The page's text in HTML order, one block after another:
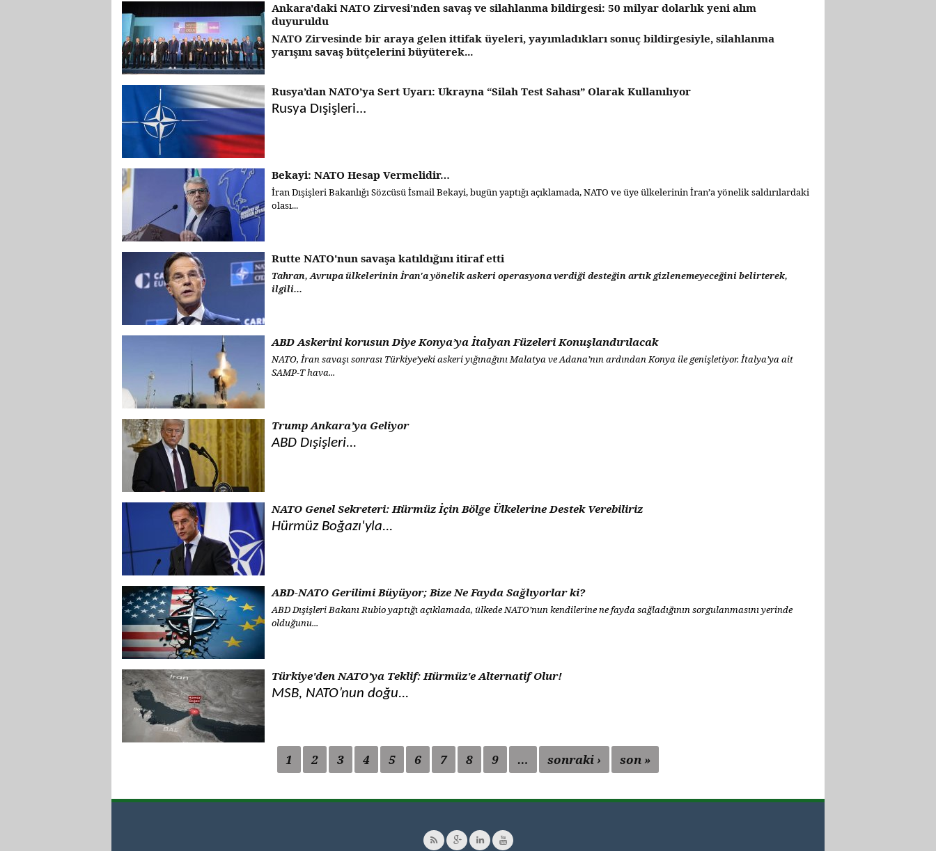
Ankara'daki NATO Zirvesi'nden savaş ve silahlanma bildirgesi: 50 milyar dolarlık yeni alım
duyuruldu
NATO Zirvesinde bir araya gelen ittifak üyeleri, yayımladıkları sonuç bildirgesiyle, silahlanma
yarışını savaş bütçelerini büyüterek...
Rusya’dan NATO’ya Sert Uyarı: Ukrayna “Silah Test Sahası” Olarak Kullanılıyor
Rusya Dışişleri...
Bekayi: NATO Hesap Vermelidir…
İran Dışişleri Bakanlığı Sözcüsü İsmail Bekayi, bugün yaptığı açıklamada, NATO ve üye ülkelerinin İran’a yönelik saldırılardaki
olası...
Rutte NATO'nun savaşa katıldığını itiraf etti
Tahran, Avrupa ülkelerinin İran'a yönelik askeri operasyona verdiği desteğin artık gizlenemeyeceğini belirterek,
ilgili...
ABD Askerini korusun Diye Konya’ya İtalyan Füzeleri Konuşlandırılacak
NATO, İran savaşı sonrası Türkiye’yeki askeri yığınağını Malatya ve Adana’nın ardından Konya ile genişletiyor. İtalya’ya ait
SAMP-T hava...
Trump Ankara’ya Geliyor
ABD Dışişleri...
NATO Genel Sekreteri: Hürmüz İçin Bölge Ülkelerine Destek Verebiliriz
Hürmüz Boğazı'yla...
ABD-NATO Gerilimi Büyüyor; Bize Ne Fayda Sağlıyorlar ki?
ABD Dışişleri Bakanı Rubio yaptığı açıklamada, ülkede NATO’nun kendilerine ne fayda sağladığının sorgulanmasını yerinde
olduğunu...
Türkiye'den NATO'ya Teklif: Hürmüz'e Alternatif Olur!
MSB, NATO’nun doğu...
1 2 3 4 5 6 7 8 9 … sonraki › son »